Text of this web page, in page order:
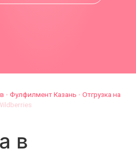
• Фулфилмент Казань • Отгрузка на
в